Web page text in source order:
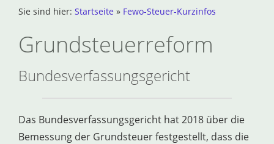
Sie sind hier: Startseite » Fewo-Steuer-Kurzinfos
Grundsteuerreform
Bundesverfassungsgericht
Das Bundesverfassungsgericht hat 2018 über die
Bemessung der Grundsteuer festgestellt, dass die